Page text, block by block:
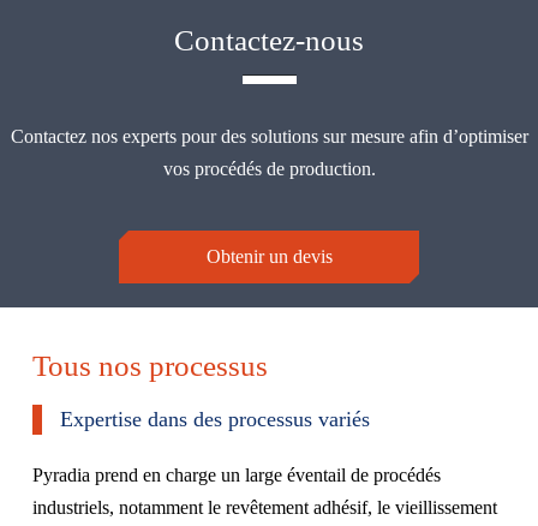
Contactez-nous
Contactez nos experts pour des solutions sur mesure afin d’optimiser
vos procédés de production.
Obtenir un devis
Tous nos processus
Expertise dans des processus variés
Pyradia prend en charge un large éventail de procédés
industriels, notamment le revêtement adhésif, le vieillissement